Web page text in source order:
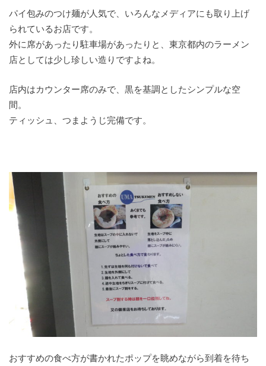
パイ包みのつけ麺が人気で、いろんなメディアにも取り上げ
られているお店です。
外に席があったり駐車場があったりと、東京都内のラーメン
店としては少し珍しい造りですよね。
店内はカウンター席のみで、黒を基調としたシンプルな空
間。
ティッシュ、つまようじ完備です。
おすすめの食べ方が書かれたポップを眺めながら到着を待ち